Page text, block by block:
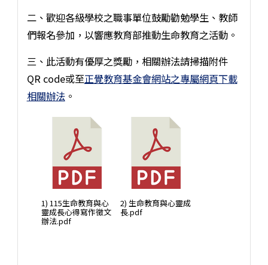
二、歡迎各級學校之職事單位鼓勵勸勉學生、教師
們報名參加，以響應教育部推動生命教育之活動。
三、此活動有優厚之獎勵，相關辦法請掃描附件
QR code或至正覺教育基金會網站之專屬網頁下載
相關辦法。
1) 115生命教育與心
靈成長心得寫作徵文
辦法.pdf
2) 生命教育與心靈成
長.pdf